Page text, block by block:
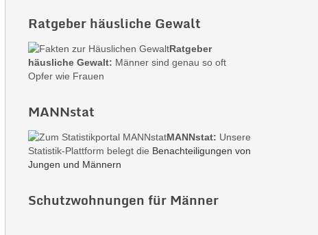
Ratgeber häusliche Gewalt
Ratgeber
häusliche Gewalt: Männer sind genau so oft
Opfer wie Frauen
MANNstat
MANNstat: Unsere
Statistik-Plattform belegt die Benachteiligungen von
Jungen und Männern
Schutzwohnungen für Männer